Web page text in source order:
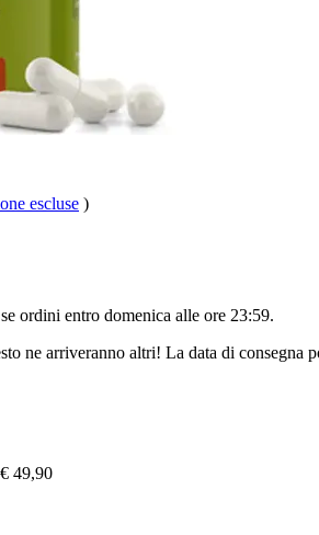
escluse )
ordini entro domenica alle ore 23:59.
ne arriveranno altri! La data di consegna
49,90